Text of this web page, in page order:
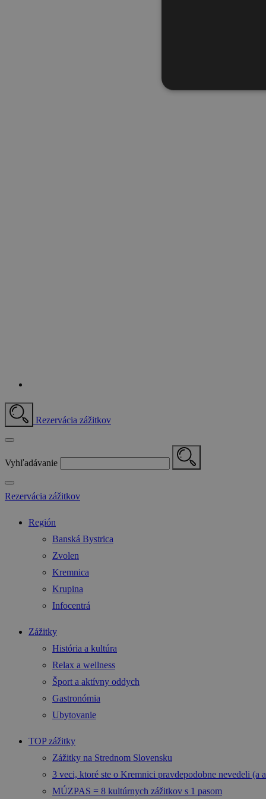
Rezervácia zážitkov
Vyhľadávanie
Rezervácia zážitkov
Región
Banská Bystrica
Zvolen
Kremnica
Krupina
Infocentrá
Zážitky
História a kultúra
Relax a wellness
Šport a aktívny oddych
Gastronómia
Ubytovanie
TOP zážitky
Zážitky na Strednom Slovensku
3 veci, ktoré ste o Kremnici pravdepodobne nevedeli (a
MÚZPAS = 8 kultúrnych zážitkov s 1 pasom